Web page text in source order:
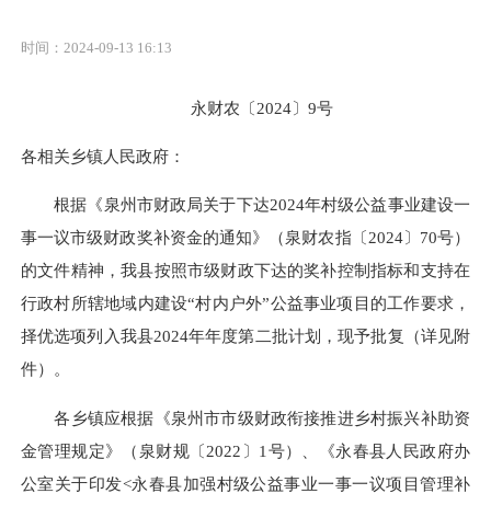
时间：2024-09-13 16:13
永财农〔2024〕9号
各相关乡镇人民政府：
根据《泉州市财政局关于下达2024年村级公益事业建设一
事一议市级财政奖补资金的通知》（泉财农指〔2024〕70号）
的文件精神，我县按照市级财政下达的奖补控制指标和支持在
行政村所辖地域内建设“村内户外”公益事业项目的工作要求，
择优选项列入我县2024年年度第二批计划，现予批复（详见附
件）。
各乡镇应根据《泉州市市级财政衔接推进乡村振兴补助资
金管理规定》（泉财规〔2022〕1号）、《永春县人民政府办
公室关于印发<永春县加强村级公益事业一事一议项目管理补